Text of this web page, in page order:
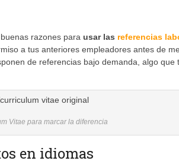
razones para usar las referencias
a tus anteriores empleadores antes de
de referencias bajo demanda, algo que
Vitae para marcar la diferencia
en idiomas